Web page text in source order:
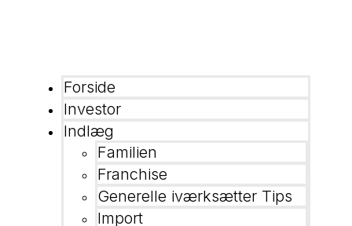
Forside
Investor
Indlæg
Familien
Franchise
Generelle iværksætter Tips
Import